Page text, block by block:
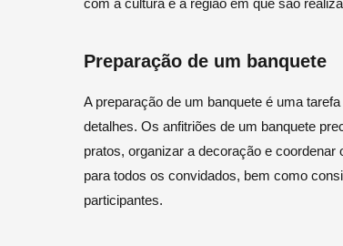
com a cultura e a região em que são
Preparação de um banquete
A preparação de um banquete é uma
detalhes. Os anfitriões de um banquete
pratos, organizar a decoração e
para todos os convidados, bem como
participantes.